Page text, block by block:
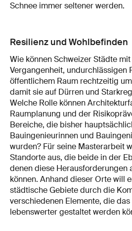
Schnee immer seltener werden.
Resilienz und Wohlbefinden
Wie können Schweizer Städte
Vergangenheit, undurchlässigen
öffentlichem Raum rechtzeitig
damit sie auf Dürren und
Welche Rolle können
Raumplanung und der
Bereiche, die bisher
Bauingenieurinnen und
wurden? Für seine Masterarbeit
Standorte aus, die beide in der
denen diese Herausforderungen
können. Anhand dieser Orte will
städtische Gebiete durch die
verschiedenen Elemente, die
lebenswerter gestaltet werden